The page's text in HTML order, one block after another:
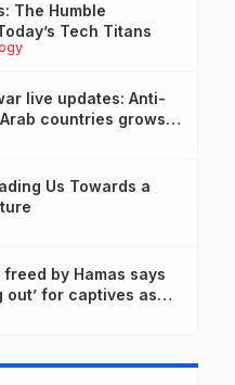
The Humble
Tech Titans
live updates: Anti-
countries grows
Israel, leaders tell
Us Towards a
by Hamas says
out’ for captives as
conditions